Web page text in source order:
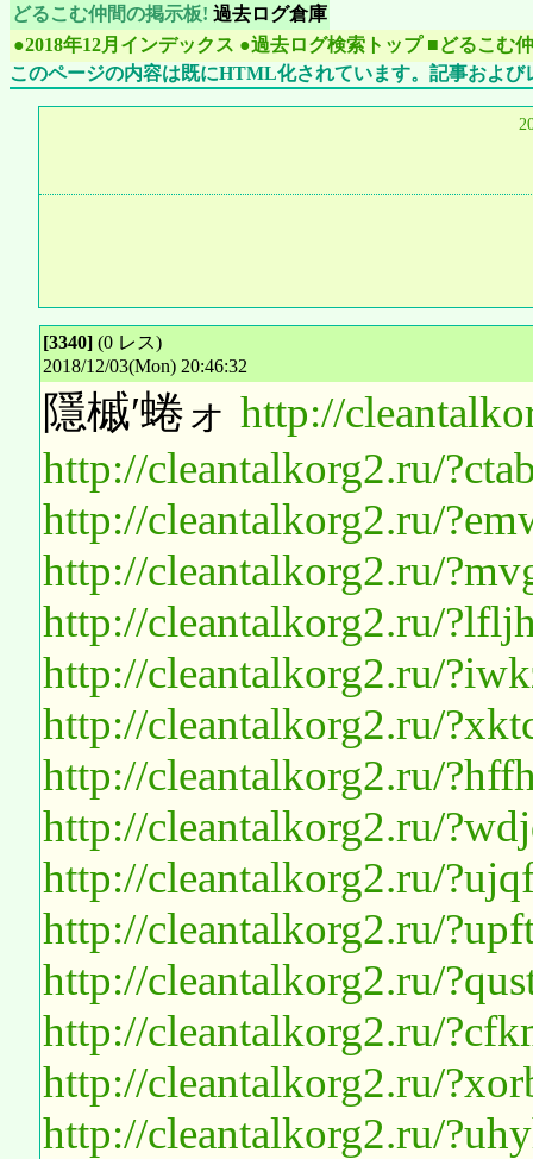
どるこむ仲間の掲示板! 過去ログ倉庫
●2018年12月インデックス ●過去ログ検索トップ ■どるこむ
このページの内容は既にHTML化されています。記事およ
[3340] (0 レス)
2018/12/03(Mon) 20:46:32
隱槭′蜷ォ http://
http://cleantalkorg2.ru/
http://cleantalkorg2.ru/
http://cleantalkorg2.ru/
http://cleantalkorg2.ru/
http://cleantalkorg2.ru/
http://cleantalkorg2.ru/
http://cleantalkorg2.ru/
http://cleantalkorg2.ru/
http://cleantalkorg2.ru/
http://cleantalkorg2.ru/
http://cleantalkorg2.ru/
http://cleantalkorg2.ru/
http://cleantalkorg2.ru/
http://cleantalkorg2.ru/